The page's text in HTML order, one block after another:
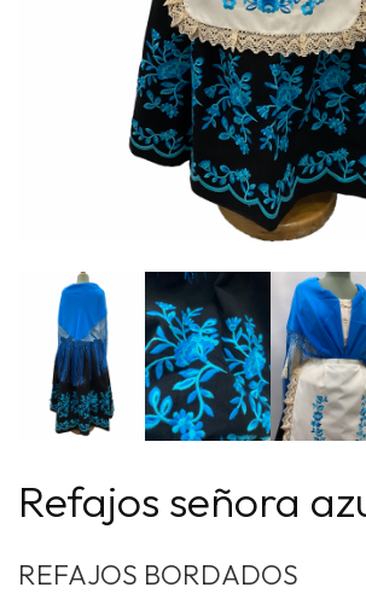
Refajos señora
REFAJOS BORDADOS